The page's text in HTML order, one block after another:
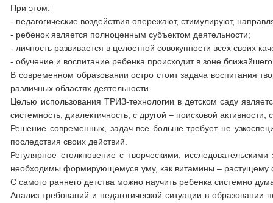
При этом:
- педагогические воздействия опережают, стимулируют,
- ребенок является полноценным субъектом деятельности;
- личность развивается в целостной совокупности всех своих
- обучение и воспитание ребенка происходит в зоне
В современном образовании остро стоит задача воспитания
различных областях деятельности.
Целью использования ТРИЗ-технологии в детском саду
системность, диалектичность; с другой – поисковой
Решение современных, задач все больше требует не
последствия своих действий.
Регулярное столкновение с творческими,
необходимы формирующемуся уму, как витамины – растущему
С самого раннего детства можно научить ребенка системно
Анализ требований и педагогической ситуации в